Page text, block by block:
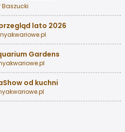
Baszucki
lato 2026
Gardens
od kuchni